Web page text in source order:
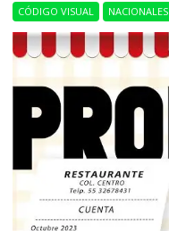
CÓDIGO VISUAL NACIONALES